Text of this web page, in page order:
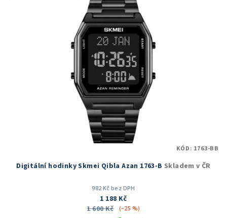
Digitální hodinky Skmei Qibla Azan 1763-B Skladem v ČR
982 Kč bez DPH
1 188 Kč
1 600 Kč
(–25 %)
KÓD: 1763-BB